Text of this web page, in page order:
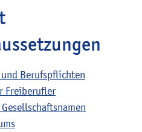
Berufspflichten
Freiberufler